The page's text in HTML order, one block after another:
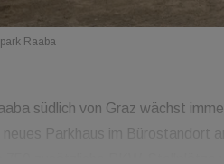
Raaba
südlich von Graz wächst
neues Parkhaus im Bürostandort